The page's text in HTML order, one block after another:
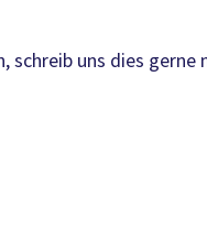
uns dies gerne